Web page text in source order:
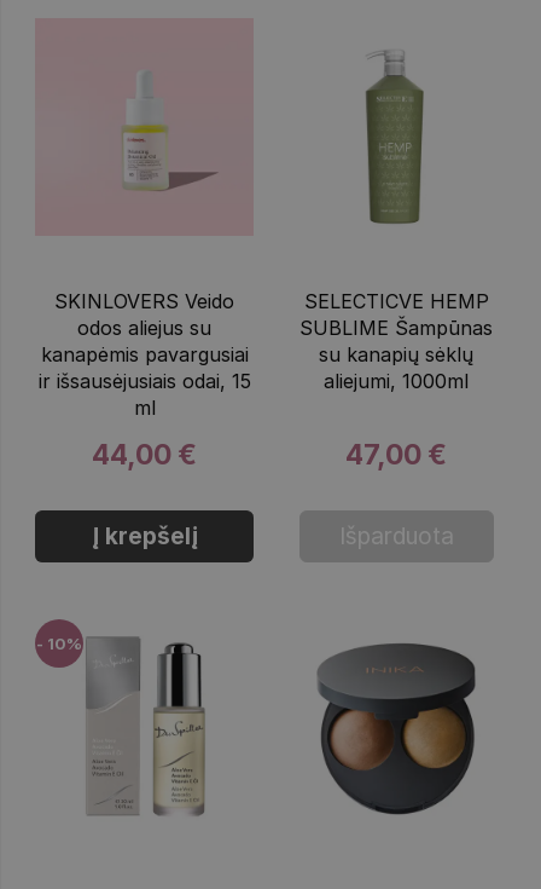
SKINLOVERS Veido
odos aliejus su
kanapėmis pavargusiai
ir išsausėjusiais odai, 15
ml
44,00 €
Į krepšelį
SELECTICVE HEMP
SUBLIME Šampūnas
su kanapių sėklų
aliejumi, 1000ml
47,00 €
Išparduota
- 10%